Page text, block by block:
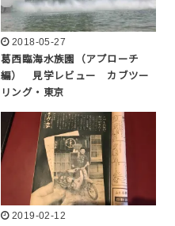
2018-05-27
葛西臨海水族園（アプローチ
編） 見学レビュー カブツー
リング・東京
2019-02-12